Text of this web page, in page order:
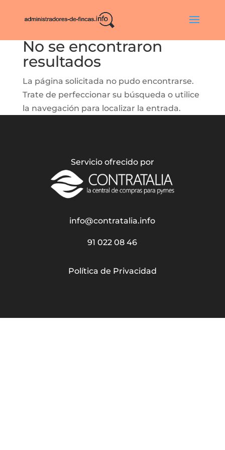
No se encontraron
resultados
La página solicitada no pudo encontrarse.
Trate de perfeccionar su búsqueda o utilice
la navegación para localizar la entrada.
Servicio ofrecido por
info@contratalia.info
91 022 08 46
Política de Privacidad